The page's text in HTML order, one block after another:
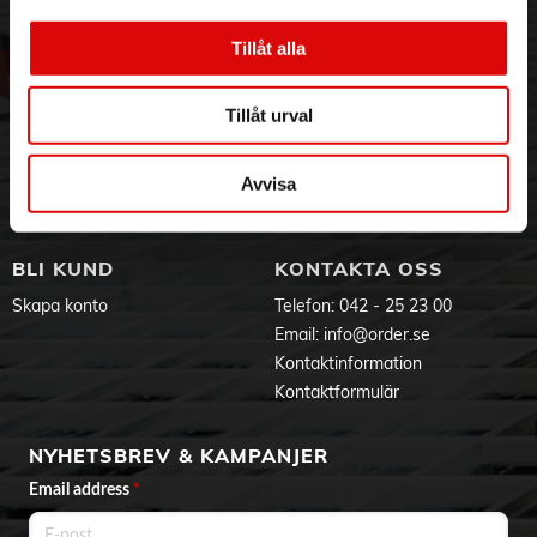
Tillåt alla
Tillåt urval
Avvisa
prestanda oavsett om du lyssnar på musik eller tittar på film.
ljud – perfekta som bokhyllhögtalare, i en kompakt
stereokonfiguration eller som en del av ett större
Typ: 2-vägs bokhyllhögtalare, basreflex
Diskant: 1-tums kupol
Mellanregister: 4-tums cellulosamassa
Frekvensomfång: 65 Hz – 20 kHz (±3 dB)
Känslighet: 87 dB (1 W/1 m)
Delningsfilter: 2800 Hz – 12 dB/okt.
Rekommenderad förstärkare: 20 – 70 W
Vikt (netto): 3,5 kg per högtalare
Produktdokument
Hållbarhet
Jobba hos oss
Varumärken
Service & Support
Ansökan om RMA
Godsefterlysning & Felleverans
Integritetspolicy
Om cookies
BLI KUND
Skapa konto
KONTAKTA OSS
Telefon: 042 - 25 23 00
Email: info@order.se
Kontaktinformation
Kontaktformulär
NYHETSBREV & KAMPANJER
Email address *